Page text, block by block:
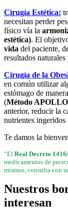
Cirugía Estética:
necesitan perder
físico vía la
estética). El
vida del paciente,
resultados
Cirugía de la
en común utilizar
estómago de
(Método
anterior, reducir la
nutrientes ingeridos
Te damos la
“El Real Decreto
medicamentos de
mismos, consulta con
Nuestros
interesan